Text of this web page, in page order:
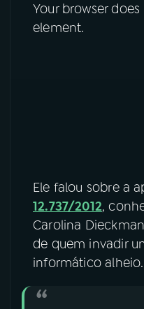
Your browser
element.
Ele falou sobre a
12.737/2012,
Carolina
de quem invadir
informático alheio.